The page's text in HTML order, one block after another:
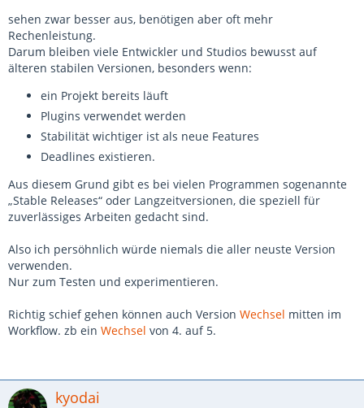
sehen zwar besser aus, benötigen aber oft mehr
Rechenleistung.
Darum bleiben viele Entwickler und Studios bewusst auf
älteren stabilen Versionen, besonders wenn:
ein Projekt bereits läuft
Plugins verwendet werden
Stabilität wichtiger ist als neue Features
Deadlines existieren.
Aus diesem Grund gibt es bei vielen Programmen sogenannte
„Stable Releases“ oder Langzeitversionen, die speziell für
zuverlässiges Arbeiten gedacht sind.
Also ich persöhnlich würde niemals die aller neuste Version
verwenden.
Nur zum Testen und experimentieren.
Richtig schief gehen können auch Version Wechsel mitten im
Workflow. zb ein Wechsel von 4. auf 5.
kyodai